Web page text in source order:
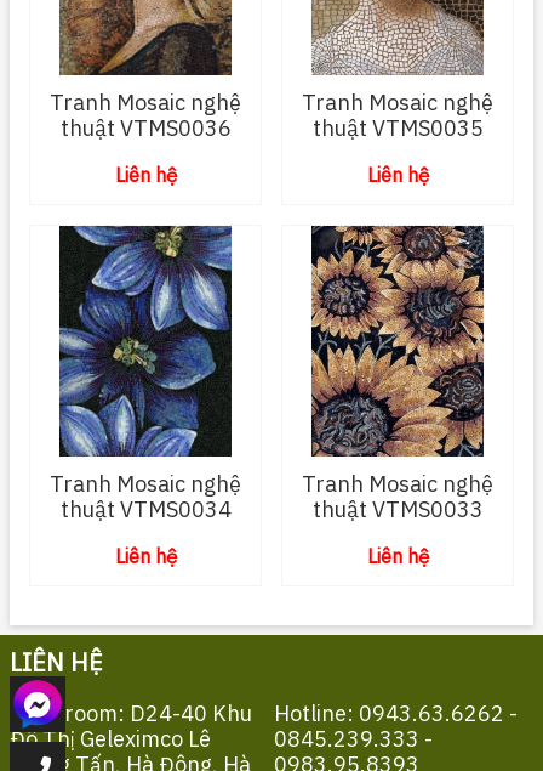
Tranh Mosaic nghệ
thuật VTMS0036
Liên hệ
Tranh Mosaic nghệ
thuật VTMS0035
Liên hệ
Tranh Mosaic nghệ
thuật VTMS0034
Liên hệ
Tranh Mosaic nghệ
thuật VTMS0033
Liên hệ
LIÊN HỆ
Showroom: D24-40 Khu
Đô Thị Geleximco Lê
Trọng Tấn, Hà Đông, Hà
Hotline: 0943.63.6262 -
0845.239.333 -
0983.95.8393